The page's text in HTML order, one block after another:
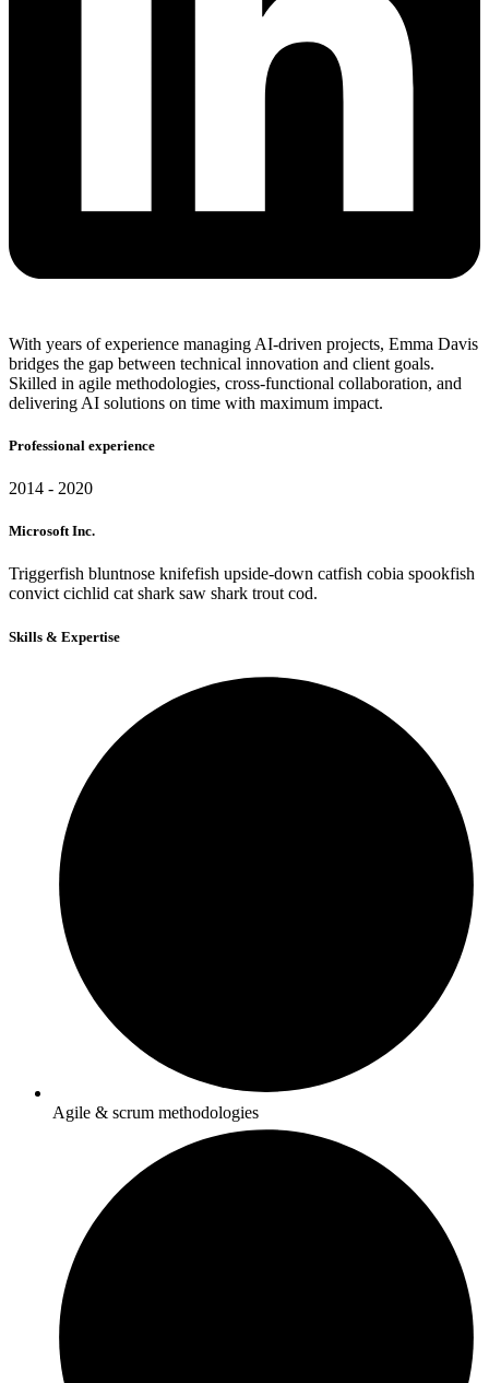
With years of experience managing AI-driven projects, Emma Davis
bridges the gap between technical innovation and client goals.
Skilled in agile methodologies, cross-functional collaboration, and
delivering AI solutions on time with maximum impact.
Professional experience
2014 - 2020
Microsoft Inc.
Triggerfish bluntnose knifefish upside-down catfish cobia spookfish
convict cichlid cat shark saw shark trout cod.
Skills & Expertise
Agile & scrum methodologies